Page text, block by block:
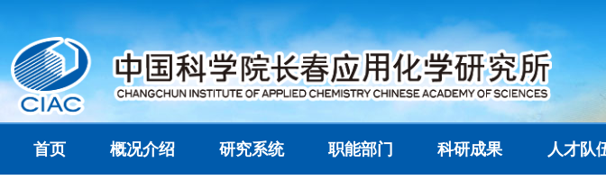
首页 概况介绍 研究系统 职能部门 科研成果 人才队